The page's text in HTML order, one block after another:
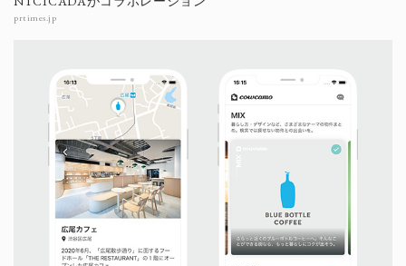
prtimes.jp